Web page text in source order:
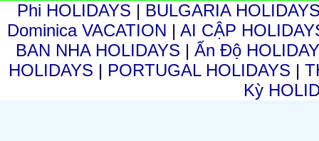
Phi HOLIDAYS | BULGARIA
Dominica VACATION | AI CẬP
BAN NHA HOLIDAYS | Ấn Độ
HOLIDAYS | PORTUGAL HOLIDAYS |
Kỳ